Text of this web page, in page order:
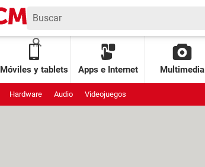
Móviles y tablets Apps e Internet Multimedia
Hardware Audio Videojuegos